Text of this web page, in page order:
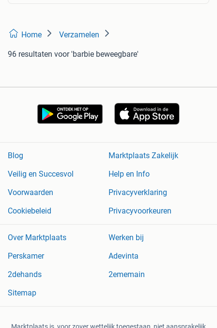
Home Verzamelen
96 resultaten voor 'barbie beweegbare'
Blog
Marktplaats Zakelijk
Veilig en Succesvol
Help en Info
Voorwaarden
Privacyverklaring
Cookiebeleid
Privacyvoorkeuren
Over Marktplaats
Werken bij
Perskamer
Adevinta
2dehands
2ememain
Sitemap